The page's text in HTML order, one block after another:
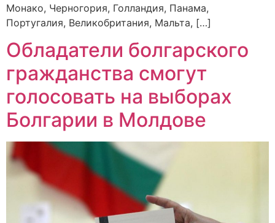
Монако, Черногория, Голландия, Панама,
Португалия, Великобритания, Мальта, […]
Обладатели болгарского
гражданства смогут
голосовать на выборах
Болгарии в Молдове